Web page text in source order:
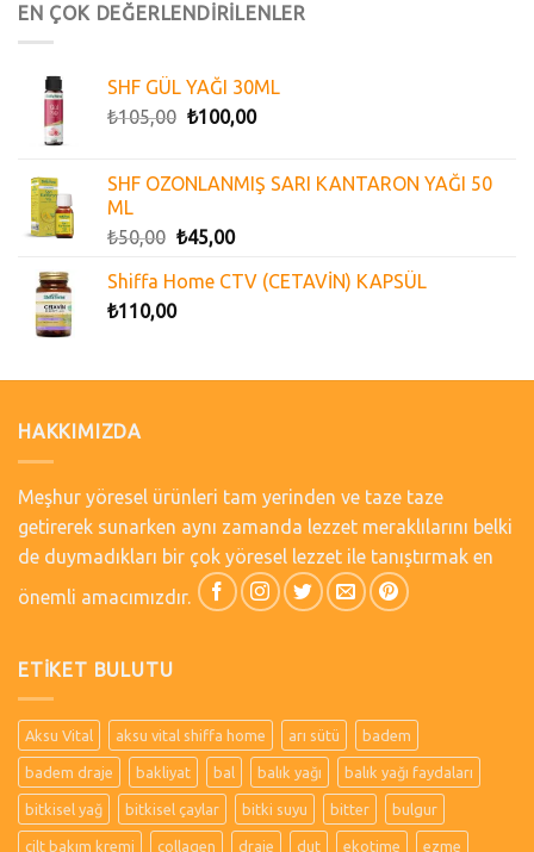
EN ÇOK DEĞERLENDİRİLENLER
SHF GÜL YAĞI 30ML
₺105,00 ₺100,00
SHF OZONLANMIŞ SARI KANTARON YAĞI 50
ML
₺50,00 ₺45,00
Shiffa Home CTV (CETAVİN) KAPSÜL
₺110,00
HAKKIMIZDA
Meşhur yöresel ürünleri tam yerinden ve taze taze
getirerek sunarken aynı zamanda lezzet meraklılarını belki
de duymadıkları bir çok yöresel lezzet ile tanıştırmak en
önemli amacımızdır.
ETIKET BULUTU
Aksu Vital aksu vital shiffa home arı sütü badem
badem draje bakliyat bal balık yağı balık yağı faydaları
bitkisel yağ bitkisel çaylar bitki suyu bitter bulgur
cilt bakım kremi collagen draje dut ekotime ezme